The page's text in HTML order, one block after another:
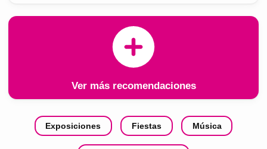
Ver más recomendaciones
Exposiciones Fiestas Música